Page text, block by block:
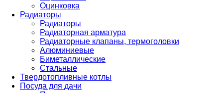
Оцинковка
Радиаторы
Радиаторы
Радиаторная арматура
Радиаторные клапаны, термоголовки
Алюминиевые
Биметаллические
Стальные
Твердотопливные котлы
Посуда для дачи